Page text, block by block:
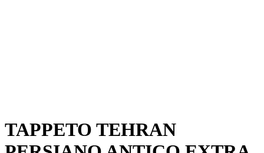
TAPPETO TEHRAN